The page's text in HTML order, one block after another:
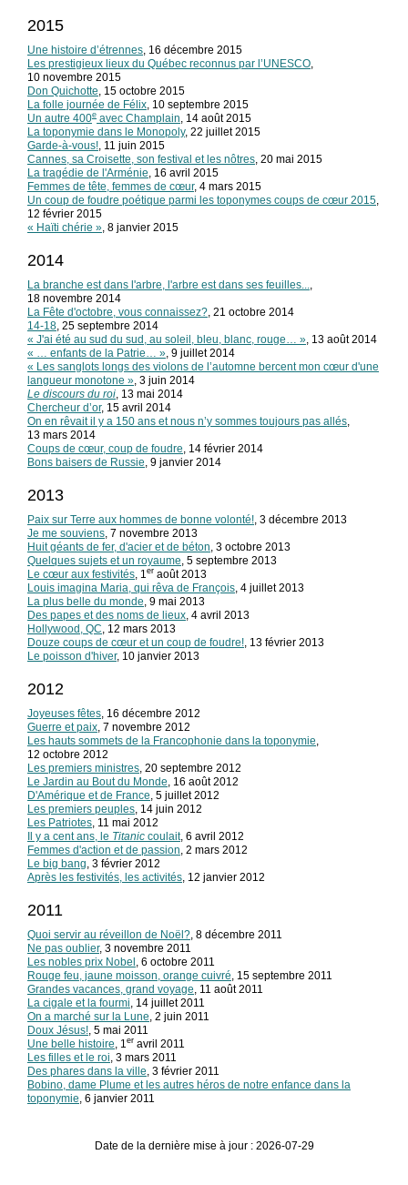
2015
Une histoire d’étrennes , 16 décembre 2015
Les prestigieux lieux du Québec reconnus par l’UNESCO
10 novembre 2015
Don Quichotte , 15 octobre 2015
La folle journée de Félix , 10 septembre 2015
Un autre 400e avec Champlain , 14 août 2015
La toponymie dans le Monopoly, 22 juillet 2015
Garde-à-vous! , 11 juin 2015
Cannes, sa Croisette, son festival et les nôtres , 20 mai 2015
La tragédie de l'Arménie , 16 avril 2015
Femmes de tête, femmes de cœur, 4 mars 2015
Un coup de foudre poétique parmi les toponymes coups de cœur 2015
12 février 2015
« Haïti chérie » , 8 janvier 2015
2014
La branche est dans l'arbre, l'arbre est dans ses feuilles...
18 novembre 2014
La Fête d'octobre, vous connaissez? , 21 octobre 2014
14-18 , 25 septembre 2014
« J'ai été au sud du sud, au soleil, bleu, blanc, rouge… » , 13 août 2014
« … enfants de la Patrie… » , 9 juillet 2014
« Les sanglots longs des violons de l’automne bercent mon cœur d'une
langueur monotone » , 3 juin 2014
Le discours du roi , 13 mai 2014
Chercheur d’or, 15 avril 2014
On en rêvait il y a 150 ans et nous n’y sommes toujours pas allés
13 mars 2014
Coups de cœur, coup de foudre , 14 février 2014
Bons baisers de Russie , 9 janvier 2014
2013
Paix sur Terre aux hommes de bonne volonté! , 3 décembre 2013
Je me souviens , 7 novembre 2013
Huit géants de fer, d'acier et de béton , 3 octobre 2013
Quelques sujets et un royaume , 5 septembre 2013
Le cœur aux festivités , 1 er août 2013
Louis imagina Maria, qui rêva de François , 4 juillet 2013
La plus belle du monde , 9 mai 2013
Des papes et des noms de lieux , 4 avril 2013
Hollywood, QC , 12 mars 2013
Douze coups de cœur et un coup de foudre! , 13 février 2013
Le poisson d'hiver, 10 janvier 2013
2012
Joyeuses fêtes , 16 décembre 2012
Guerre et paix , 7 novembre 2012
Les hauts sommets de la Francophonie dans la toponymie
12 octobre 2012
Les premiers ministres , 20 septembre 2012
Le Jardin au Bout du Monde , 16 août 2012
D'Amérique et de France , 5 juillet 2012
Les premiers peuples , 14 juin 2012
Les Patriotes , 11 mai 2012
Il y a cent ans, le Titanic coulait, 6 avril 2012
Femmes d'action et de passion , 2 mars 2012
Le big bang , 3 février 2012
Après les festivités, les activités , 12 janvier 2012
2011
Quoi servir au réveillon de Noël? , 8 décembre 2011
Ne pas oublier, 3 novembre 2011
Les nobles prix Nobel , 6 octobre 2011
Rouge feu, jaune moisson, orange cuivré , 15 septembre 2011
Grandes vacances, grand voyage , 11 août 2011
La cigale et la fourmi , 14 juillet 2011
On a marché sur la Lune , 2 juin 2011
Doux Jésus! , 5 mai 2011
Une belle histoire , 1 er avril 2011
Les filles et le roi , 3 mars 2011
Des phares dans la ville , 3 février 2011
Bobino, dame Plume et les autres héros de notre enfance dans la
toponymie , 6 janvier 2011
Date de la dernière mise à jour : 2026-07-29